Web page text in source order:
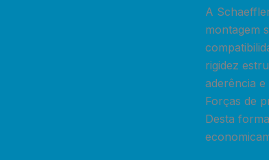
A
montagem
rigidez
aderência
Forças de
Desta